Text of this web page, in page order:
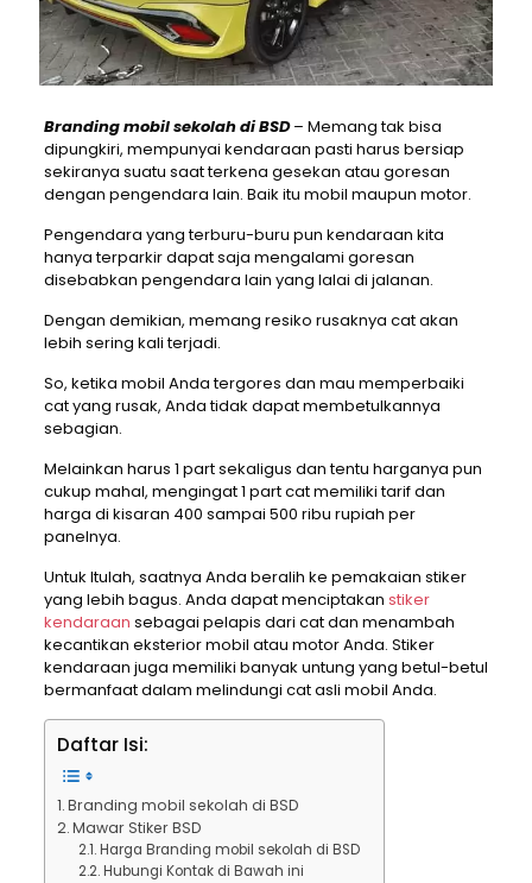
Branding mobil sekolah di BSD– Memang tak bisa
dipungkiri, mempunyai kendaraan pasti harus bersiap
sekiranya suatu saat terkena gesekan atau goresan
dengan pengendara lain. Baik itu mobil maupun motor.
Pengendara yang terburu-buru pun kendaraan kita
hanya terparkir dapat saja mengalami goresan
disebabkan pengendara lain yang lalai di jalanan.
Dengan demikian, memang resiko rusaknya cat akan
lebih sering kali terjadi.
So, ketika mobil Anda tergores dan mau memperbaiki
cat yang rusak, Anda tidak dapat membetulkannya
sebagian.
Melainkan harus 1 part sekaligus dan tentu harganya pun
cukup mahal, mengingat 1 part cat memiliki tarif dan
harga di kisaran 400 sampai 500 ribu rupiah per
panelnya.
Untuk Itulah, saatnya Anda beralih ke pemakaian stiker
yang lebih bagus. Anda dapat menciptakan stiker
kendaraan sebagai pelapis dari cat dan menambah
kecantikan eksterior mobil atau motor Anda. Stiker
kendaraan juga memiliki banyak untung yang betul-betul
bermanfaat dalam melindungi cat asli mobil Anda.
Daftar Isi:
Branding mobil sekolah di BSD
Mawar Stiker BSD
Harga Branding mobil sekolah di BSD
Hubungi Kontak di Bawah ini